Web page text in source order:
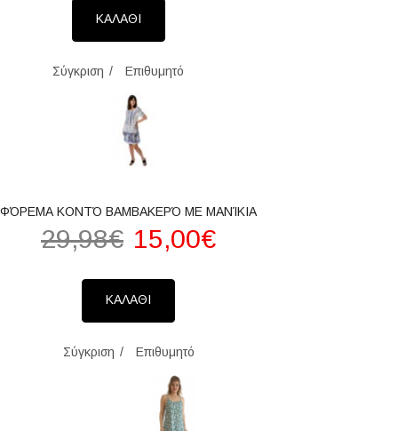
ΚΑΛΑΘΙ
Σύγκριση Επιθυμητό
ΦΌΡΕΜΑ ΚΟΝΤΌ ΒΑΜΒΑΚΕΡΌ ΜΕ ΜΑΝΊΚΙΑ
29,98€ 15,00€
ΚΑΛΑΘΙ
Σύγκριση Επιθυμητό